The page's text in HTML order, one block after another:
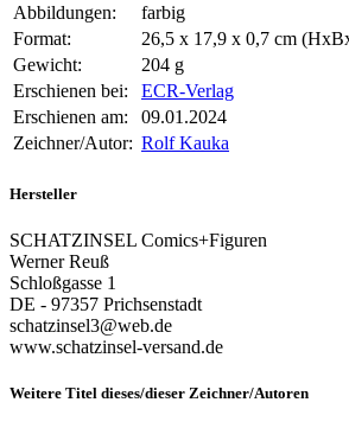
Abbildungen:
farbig
Format:
26,5 x 17,9 x 0,7 cm
Gewicht:
204 g
Erschienen bei:
ECR-Verlag
Erschienen am:
09.01.2024
Zeichner/Autor: Rolf Kauka
Hersteller
SCHATZINSEL Comics+Figuren
Werner Reuß
Schloßgasse 1
DE - 97357 Prichsenstadt
schatzinsel3@web.de
www.schatzinsel-versand.de
Weitere Titel dieses/dieser Zeichner/Autoren